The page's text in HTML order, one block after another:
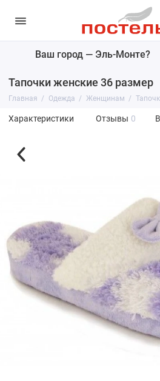
Ваш город — Эль-Монте?
Тапочки женские 36 размер
Главная Одежда Женщинам
Характеристики Отзывы 0